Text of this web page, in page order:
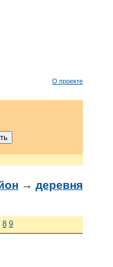
О проекте
→ деревня
8 9